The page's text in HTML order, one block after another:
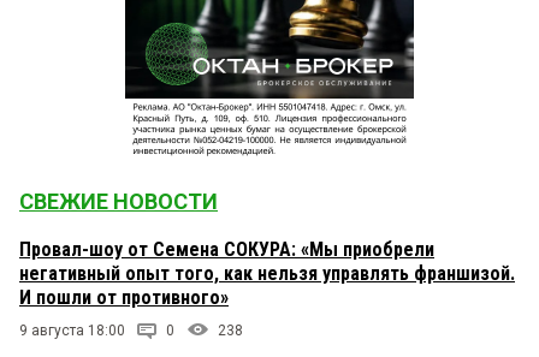
СВЕЖИЕ НОВОСТИ
Провал-шоу от Семена СОКУРА: «Мы приобрели
негативный опыт того, как нельзя управлять франшизой.
И пошли от противного»
9 августа 18:00 0 238